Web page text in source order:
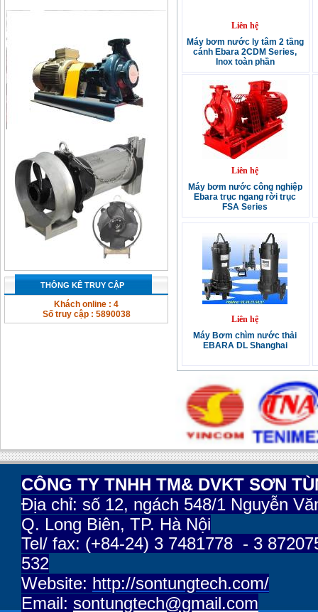
THÔNG KÊ TRUY CẬP
Khách online : 4
Số truy cập : 5890038
Liên hệ
Máy bơm nước ly tâm 2 tầng
cánh Ebara 2CDM Series,
Inox toàn phần
Liên hệ
Máy bơm nước công nghiệp
Ebara trục ngang rời trục
FSA Series
Liên hệ
Máy Bơm chìm nước thải
EBARA DL Shanghai
CÔNG TY TNHH TM& DVKT SƠN
Địa chỉ: số 12, ngách 548/1 Nguyễn
Q. Long Biên, TP. Hà Nội
Tel/ fax: (+84-24) 3 7481778 - 3
532
Website: http://sontungtech.com/
Email: sontungtech@gmail.com